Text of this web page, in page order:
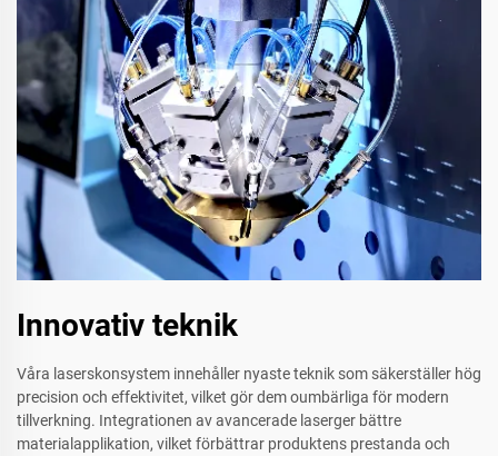
Innovativ teknik
Våra laserskonsystem innehåller nyaste teknik som säkerställer hög
precision och effektivitet, vilket gör dem oumbärliga för modern
tillverkning. Integrationen av avancerade laserger bättre
materialapplikation, vilket förbättrar produktens prestanda och